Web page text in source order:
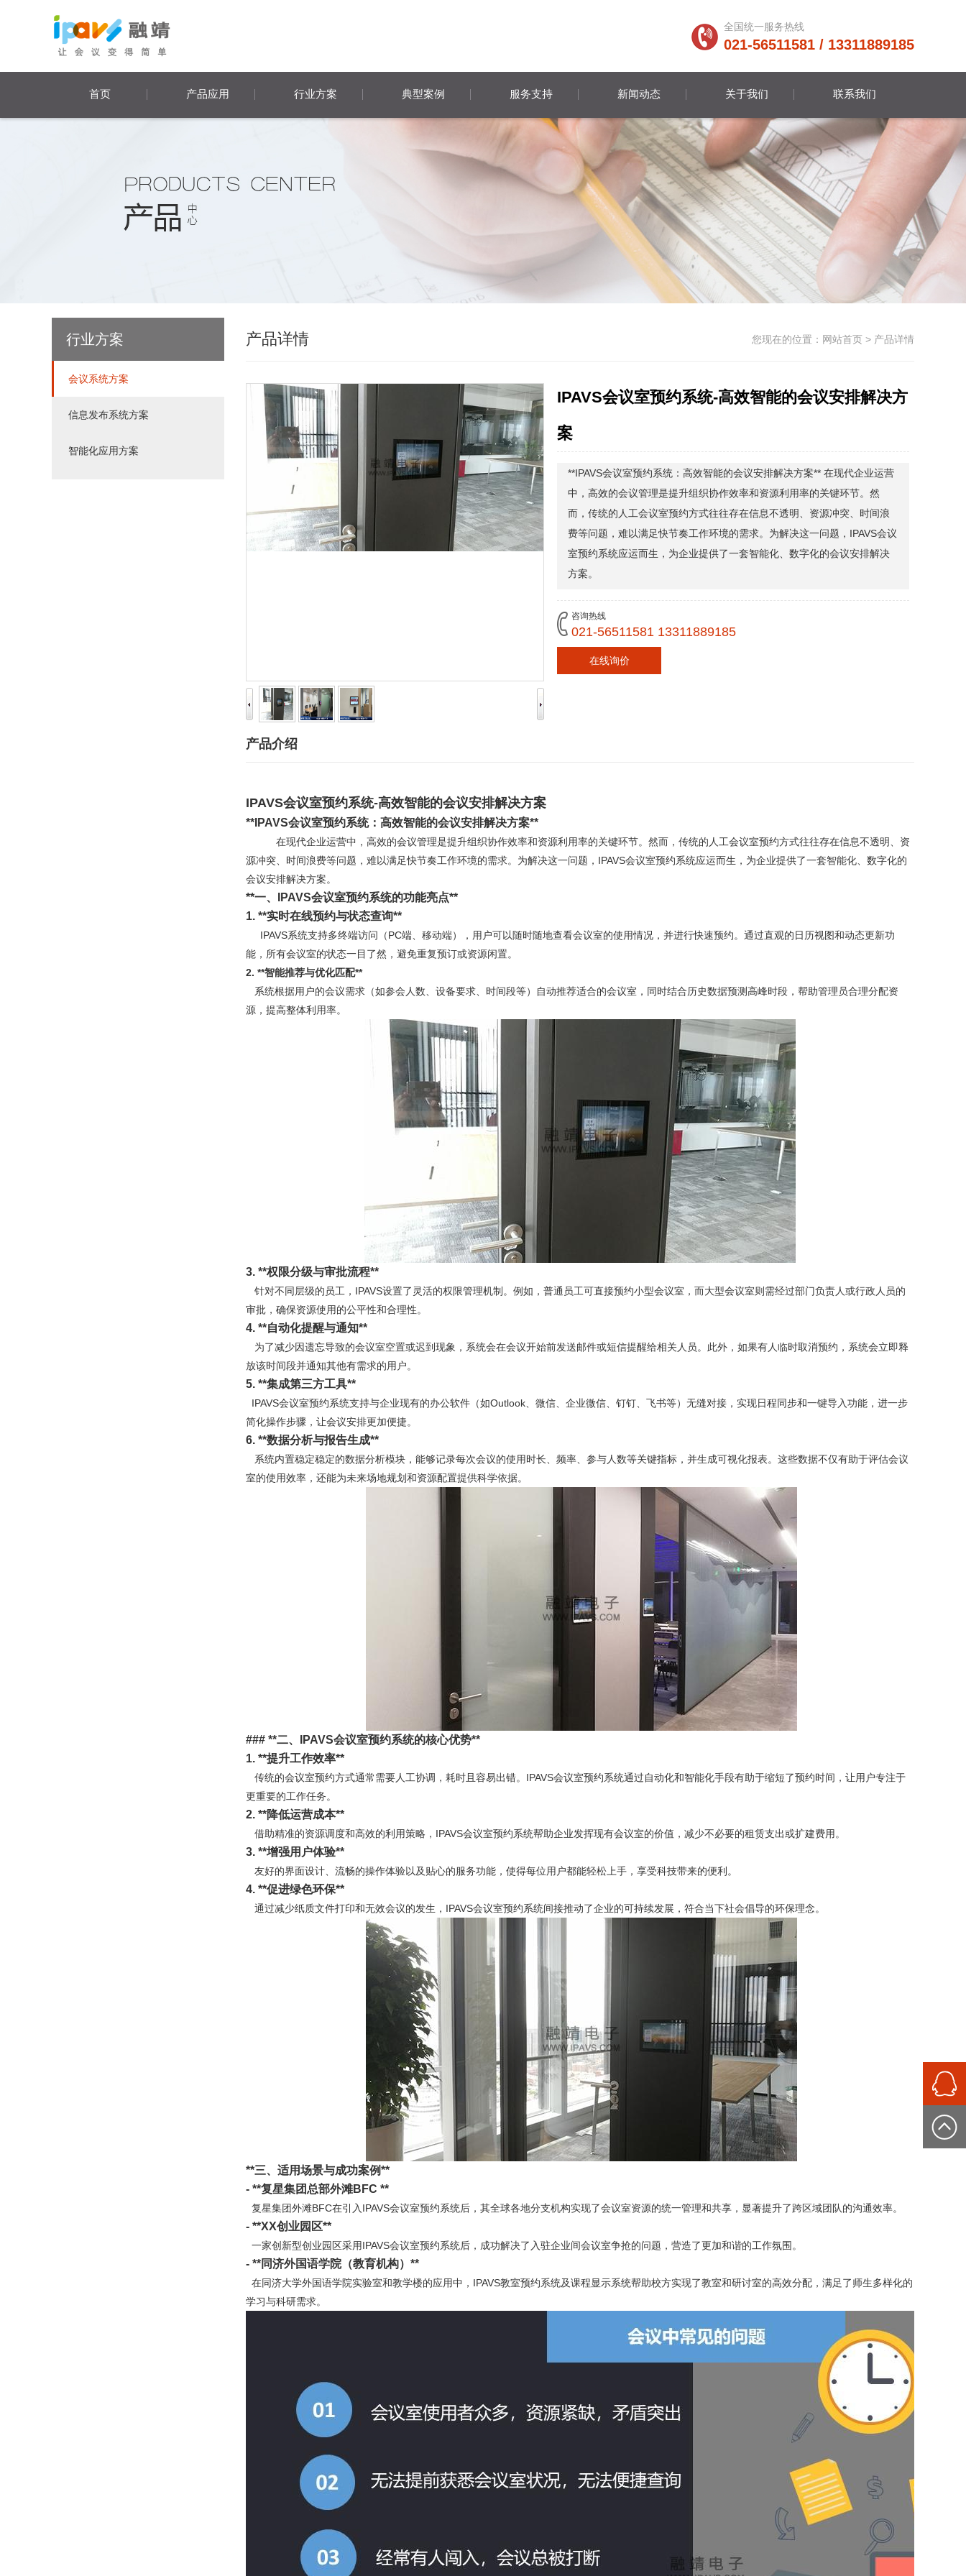
全国统一服务热线
021-56511581 / 13311889185
首页 产品应用 行业方案 典型案例 服务支持 新闻动态 关于我们 联系我们
行业方案
会议系统方案
信息发布系统方案
智能化应用方案
产品详情 您现在的位置： 网站首页 > 产品详情
IPAVS会议室预约系统-高效智能的会议安排解决方
案
**IPAVS会议室预约系统：高效智能的会议安排解决方案** 在现代企业运营
中，高效的会议管理是提升组织协作效率和资源利用率的关键环节。然
而，传统的人工会议室预约方式往往存在信息不透明、资源冲突、时间浪
费等问题，难以满足快节奏工作环境的需求。为解决这一问题，IPAVS会议
室预约系统应运而生，为企业提供了一套智能化、数字化的会议安排解决
方案。
咨询热线
021-56511581 13311889185
在线询价
产品介绍
IPAVS会议室预约系统-高效智能的会议安排解决方案
**IPAVS会议室预约系统：高效智能的会议安排解决方案**
在现代企业运营中，高效的会议管理是提升组织协作效率和资源利用率的关键环节。然而，传统的人工会议室预约方式往往存在信息不透明、资
源冲突、时间浪费等问题，难以满足快节奏工作环境的需求。为解决这一问题，IPAVS会议室预约系统应运而生，为企业提供了一套智能化、数字化的
会议安排解决方案。
**一、IPAVS会议室预约系统的功能亮点**
1. **实时在线预约与状态查询**
IPAVS系统支持多终端访问（PC端、移动端），用户可以随时随地查看会议室的使用情况，并进行快速预约。通过直观的日历视图和动态更新功
能，所有会议室的状态一目了然，避免重复预订或资源闲置。
2. **智能推荐与优化匹配**
系统根据用户的会议需求（如参会人数、设备要求、时间段等）自动推荐适合的会议室，同时结合历史数据预测高峰时段，帮助管理员合理分配资
源，提高整体利用率。
3. **权限分级与审批流程**
针对不同层级的员工，IPAVS设置了灵活的权限管理机制。例如，普通员工可直接预约小型会议室，而大型会议室则需经过部门负责人或行政人员的
审批，确保资源使用的公平性和合理性。
4. **自动化提醒与通知**
为了减少因遗忘导致的会议室空置或迟到现象，系统会在会议开始前发送邮件或短信提醒给相关人员。此外，如果有人临时取消预约，系统会立即释
放该时间段并通知其他有需求的用户。
5. **集成第三方工具**
IPAVS会议室预约系统支持与企业现有的办公软件（如Outlook、微信、企业微信、钉钉、飞书等）无缝对接，实现日程同步和一键导入功能，进一步
简化操作步骤，让会议安排更加便捷。
6. **数据分析与报告生成**
系统内置稳定稳定的数据分析模块，能够记录每次会议的使用时长、频率、参与人数等关键指标，并生成可视化报表。这些数据不仅有助于评估会议
室的使用效率，还能为未来场地规划和资源配置提供科学依据。
### **二、IPAVS会议室预约系统的核心优势**
1. **提升工作效率**
传统的会议室预约方式通常需要人工协调，耗时且容易出错。IPAVS会议室预约系统通过自动化和智能化手段有助于缩短了预约时间，让用户专注于
更重要的工作任务。
2. **降低运营成本**
借助精准的资源调度和高效的利用策略，IPAVS会议室预约系统帮助企业发挥现有会议室的价值，减少不必要的租赁支出或扩建费用。
3. **增强用户体验**
友好的界面设计、流畅的操作体验以及贴心的服务功能，使得每位用户都能轻松上手，享受科技带来的便利。
4. **促进绿色环保**
通过减少纸质文件打印和无效会议的发生，IPAVS会议室预约系统间接推动了企业的可持续发展，符合当下社会倡导的环保理念。
**三、适用场景与成功案例**
- **复星集团总部外滩BFC **
复星集团外滩BFC在引入IPAVS会议室预约系统后，其全球各地分支机构实现了会议室资源的统一管理和共享，显著提升了跨区域团队的沟通效率。
- **XX创业园区**
一家创新型创业园区采用IPAVS会议室预约系统后，成功解决了入驻企业间会议室争抢的问题，营造了更加和谐的工作氛围。
- **同济外国语学院（教育机构）**
在同济大学外国语学院实验室和教学楼的应用中，IPAVS教室预约系统及课程显示系统帮助校方实现了教室和研讨室的高效分配，满足了师生多样化的
学习与科研需求。